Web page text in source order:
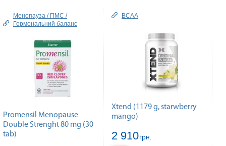
Менопауза / ПМС /
Гормональний баланс
Promensil Menopause
Double Strenght 80 mg (30
tab)
BCAA
Xtend (1179 g, starwberry
mango)
2 910грн.